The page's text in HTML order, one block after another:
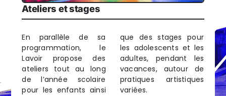
Ateliers et stages
En parallèle de sa
programmation, le
Lavoir propose des
ateliers tout au long
de l’année scolaire
pour les enfants ainsi
que des stages pour
les adolescents et les
adultes, pendant les
vacances, autour de
pratiques artistiques
variées.